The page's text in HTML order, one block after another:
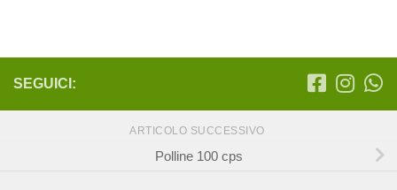
SEGUICI:
ARTICOLO SUCCESSIVO
Polline 100 cps